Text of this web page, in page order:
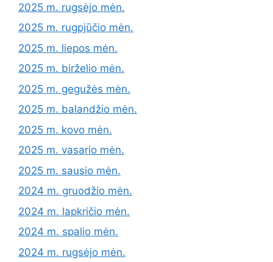
2025 m. rugsėjo mėn.
2025 m. rugpjūčio mėn.
2025 m. liepos mėn.
2025 m. birželio mėn.
2025 m. gegužės mėn.
2025 m. balandžio mėn.
2025 m. kovo mėn.
2025 m. vasario mėn.
2025 m. sausio mėn.
2024 m. gruodžio mėn.
2024 m. lapkričio mėn.
2024 m. spalio mėn.
2024 m. rugsėjo mėn.